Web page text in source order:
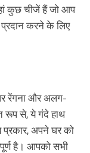
कुछ चीजें हैं जो आप
करने के लिए
रेंगना और अलग-
रूप से, ये गंदे हाथ
अपने घर को
है। आपको सभी